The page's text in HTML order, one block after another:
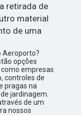
retirada de
material
de uma
Aeroporto?
opções
empresas
controles de
pragas na
jardinagem.
de um
nossos